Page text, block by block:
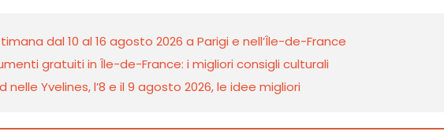
dal 10 al 16 agosto 2026 a Parigi e nell’Île-de-France
gratuiti in Île-de-France: i migliori consigli culturali
Yvelines, l’8 e il 9 agosto 2026, le idee migliori